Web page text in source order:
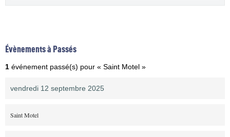
Évènements à Passés
1 événement passé(s) pour « Saint Motel »
vendredi 12 septembre 2025
Saint Motel